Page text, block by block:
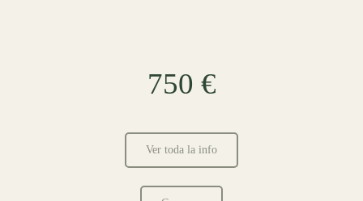
750 €
Ver toda la info